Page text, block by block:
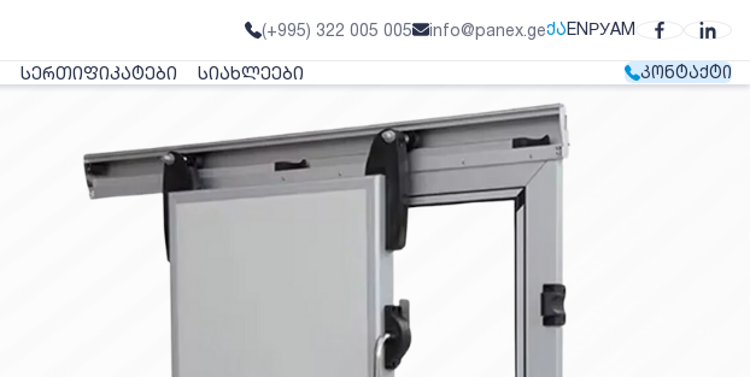
(+995) 322 005 005 info@panex.geᲥᲐENРУAM
ᲡᲔᲠᲗᲘᲤᲘᲙᲐᲢᲔᲑᲘ ᲡᲘᲐᲮᲚᲔᲔᲑᲘ ᲙᲝᲜᲢᲐᲥᲢᲘ